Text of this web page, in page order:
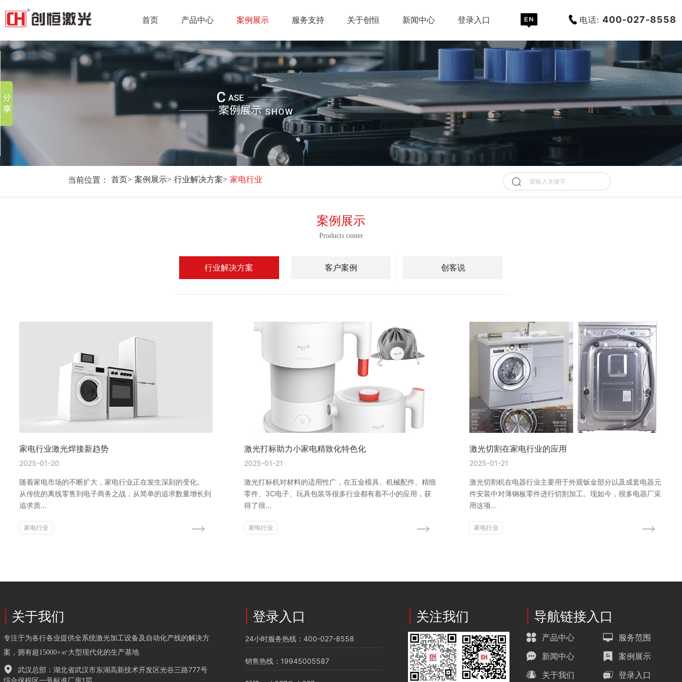
首页 产品中心 案例展示 服务支持 关于创恒 新闻中心 登录入口 电话:400-027-8558
当前位置： 首页> 案例展示> 行业解决方案> 家电行业
清空记录
案例展示
Products center
行业解决方案 客户案例 创客说
家电行业激光焊接新趋势
2025-01-20
随着家电市场的不断扩大，家电行业正在发生深刻的变化。
从传统的离线零售到电子商务之战，从简单的追求数量增长到
追求质...
家电行业
激光打标助力小家电精致化特色化
2025-01-21
激光打标机对材料的适用性广，在五金模具、机械配件、精细
零件、3C电子、玩具包装等很多行业都有着不小的应用，获
得了很...
家电行业
激光切割在家电行业的应用
2025-01-21
激光切割机在电器行业主要用于外观钣金部分以及成套电器元
件安装中对薄钢板零件进行切割加工。现如今，很多电器厂采
用这项...
家电行业
关于我们
专注于为各行各业提供全系统激光加工设备及自动化产线的解决方
案，拥有超15000+㎡大型现代化的生产基地
武汉总部：湖北省武汉市东湖高新技术开发区光谷三路777号
综合保税区一号标准厂房1层
登录入口
24小时服务热线：400-027-8558
销售热线：19945005587
关注我们 导航链接入口
产品中心
服务范围
新闻中心
案例展示
关于我们
登录入口
分享到
新浪微博